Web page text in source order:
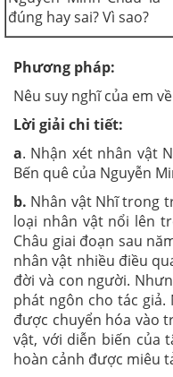
đúng hay sai? Vì sao?
Phương pháp:
Nêu suy nghĩ của em
Lời giải chi tiết:
a. Nhận xét nhân vật
Bến quê của Nguyễn
b. Nhân vật Nhĩ trong
loại nhân vật nổi lên
Châu giai đoạn sau
nhân vật nhiều điều
đời và con người.
phát ngôn cho tác
được chuyển hóa vào
vật, với diễn biến của
hoàn cảnh được miêu